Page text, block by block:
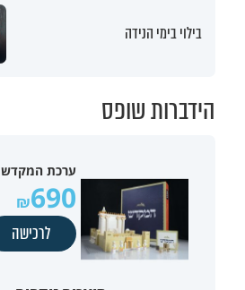
בילוי בימי הנידה
הידברות שופס
ערכת המקדש
690
לרכישה